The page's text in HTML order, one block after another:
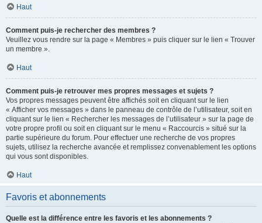
Haut
Comment puis-je rechercher des membres ?
Veuillez vous rendre sur la page « Membres » puis cliquer sur le lien « Trouver
un membre ».
Haut
Comment puis-je retrouver mes propres messages et sujets ?
Vos propres messages peuvent être affichés soit en cliquant sur le lien
« Afficher vos messages » dans le panneau de contrôle de l’utilisateur, soit en
cliquant sur le lien « Rechercher les messages de l’utilisateur » sur la page de
votre propre profil ou soit en cliquant sur le menu « Raccourcis » situé sur la
partie supérieure du forum. Pour effectuer une recherche de vos propres
sujets, utilisez la recherche avancée et remplissez convenablement les options
qui vous sont disponibles.
Haut
Favoris et abonnements
Quelle est la différence entre les favoris et les abonnements ?